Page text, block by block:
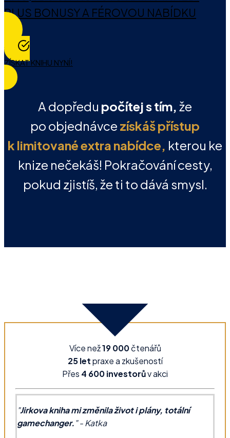
PLUS BONUSY A FÉROVOU NABÍDKU
ZÍSKAT KNIHU NYNÍ!
A dopředu počítej s tím, že
po objednávce získáš přístup
k limitované extra nabídce, kterou ke
knize nečekáš! Pokračování cesty,
pokud zjistíš, že ti to dává smysl.
Více než19 000čtenářů
25 letpraxe a zkušeností
Přes 4 600 investorův akci
"Jirkova kniha mi změnila život i plány, totální
gamechanger."- Katka